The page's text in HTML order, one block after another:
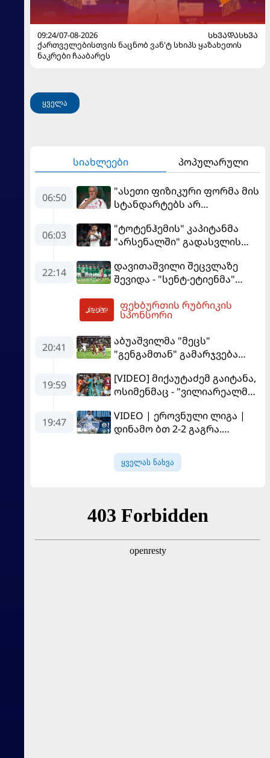
09:24/07-08-2026
ᲡᲮᲕᲐᲓᲐᲡᲮᲕᲐ
ქართველებისთვის ნაცნობ ვან'ტ სხიპს ყაზახეთის
ნაკრები ჩააბარეს
ყველა
სიახლეები პოპულარული
06:50
"ასეთი ფიზიკური ფორმა მის
სტანდარტებს არ
"რეალის" ახალწვეული
გააკრიტიკა
06:03
"ტოტენჰემის" კაპიტანმა
"არსენალში" გადასვლის
22:14
დავითაშვილი შეცვლაზე
შევიდა - "სენტ-ეტიენმა"
ფეხბურთის რუბრიკის
სპონსორი
20:41
აბუაშვილმა "მეცს"
"გენგამთან" გამარჯვება
19:59
[VIDEO] მიქაუტაძემ გაიტანა,
ოსიმენმაც - "ვილიარეალმა"
"გალათასარაის" მოუგო
19:47
VIDEO | ეროვნული ლიგა |
დინამო ბთ 2-2 გაგრა.
ყველას ნახვა